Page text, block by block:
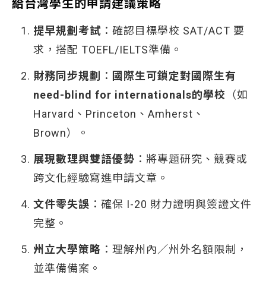
給台灣學生的申請建議策略
提早規劃考試 ：確認目標學校 SAT/ACT 要
求，搭配 TOEFL/IELTS準備。
財務同步規劃 ： 國際生可鎖定對國際生有
need-blind for internationals的學校 （如
Harvard、Princeton、Amherst、
Brown）。
展現數理與雙語優勢 ：將專題研究、競賽或
跨文化經驗寫進申請文章。
文件零失誤 ：確保 I-20 財力證明與簽證文件
完整。
州立大學策略 ：理解州內／州外名額限制，
並準備備案。